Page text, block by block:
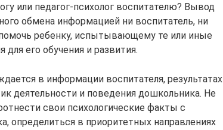
или педагог-психолог воспитателю? Вывод
обмена информацией ни воспитатель, ни
ребенку, испытывающему те или иные
его обучения и развития.
в информации воспитателя, результатах
деятельности и поведения дошкольника. Не
свои психологические факты с
определиться в приоритетных направлениях